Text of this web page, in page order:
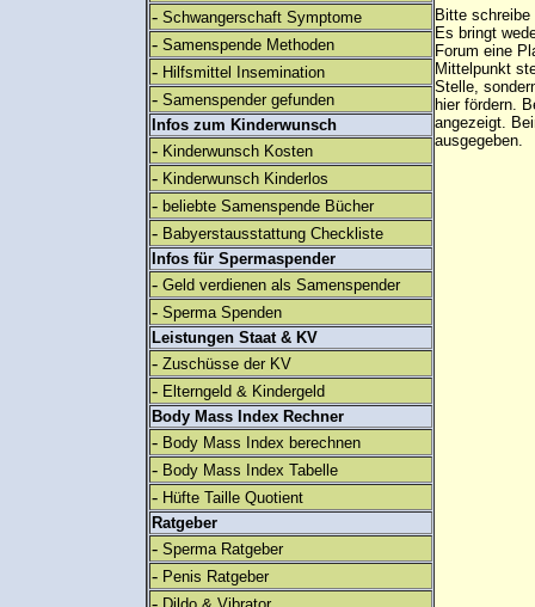
- Schwangerschaft Symptome
- Samenspende Methoden
- Hilfsmittel Insemination
- Samenspender gefunden
Infos zum Kinderwunsch
- Kinderwunsch Kosten
- Kinderwunsch Kinderlos
- beliebte Samenspende Bücher
- Babyerstausstattung Checkliste
Infos für Spermaspender
- Geld verdienen als Samenspender
- Sperma Spenden
Leistungen Staat & KV
- Zuschüsse der KV
- Elterngeld & Kindergeld
Body Mass Index Rechner
- Body Mass Index berechnen
- Body Mass Index Tabelle
- Hüfte Taille Quotient
Ratgeber
- Sperma Ratgeber
- Penis Ratgeber
-
Bitte
Es bringt
Forum eine
Mittelpunkt
Stelle,
hier fördern.
angezeigt.
ausgegeben.